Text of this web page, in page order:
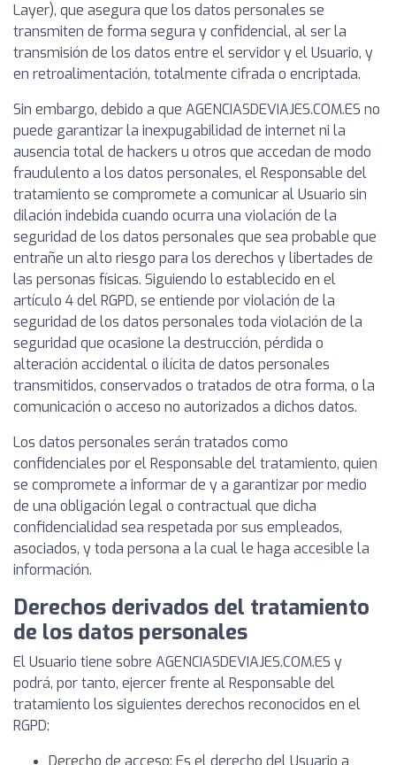
Layer), que asegura que los datos personales se
transmiten de forma segura y confidencial, al ser la
transmisión de los datos entre el servidor y el Usuario, y
en retroalimentación, totalmente cifrada o encriptada.
Sin embargo, debido a que AGENCIASDEVIAJES.COM.ES no
puede garantizar la inexpugabilidad de internet ni la
ausencia total de hackers u otros que accedan de modo
fraudulento a los datos personales, el Responsable del
tratamiento se compromete a comunicar al Usuario sin
dilación indebida cuando ocurra una violación de la
seguridad de los datos personales que sea probable que
entrañe un alto riesgo para los derechos y libertades de
las personas físicas. Siguiendo lo establecido en el
artículo 4 del RGPD, se entiende por violación de la
seguridad de los datos personales toda violación de la
seguridad que ocasione la destrucción, pérdida o
alteración accidental o ilícita de datos personales
transmitidos, conservados o tratados de otra forma, o la
comunicación o acceso no autorizados a dichos datos.
Los datos personales serán tratados como
confidenciales por el Responsable del tratamiento, quien
se compromete a informar de y a garantizar por medio
de una obligación legal o contractual que dicha
confidencialidad sea respetada por sus empleados,
asociados, y toda persona a la cual le haga accesible la
información.
Derechos derivados del tratamiento
de los datos personales
El Usuario tiene sobre AGENCIASDEVIAJES.COM.ES y
podrá, por tanto, ejercer frente al Responsable del
tratamiento los siguientes derechos reconocidos en el
RGPD:
Derecho de acceso: Es el derecho del Usuario a